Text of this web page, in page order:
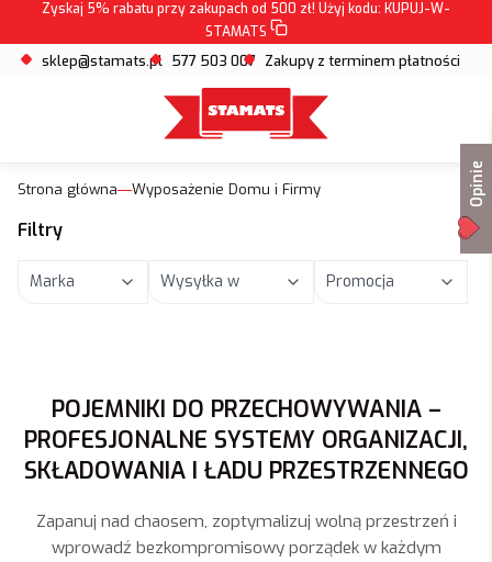
Zyskaj 5% rabatu przy zakupach od 500 zł! Użyj kodu: KUPUJ-W-
STAMATS
sklep@stamats.pl 577 503 007 Zakupy z terminem płatności
Strona główna Wyposażenie Domu i Firmy
Filtry
Marka Wysyłka w Promocja
POJEMNIKI DO PRZECHOWYWANIA –
PROFESJONALNE SYSTEMY ORGANIZACJI,
SKŁADOWANIA I ŁADU PRZESTRZENNEGO
Zapanuj nad chaosem, zoptymalizuj wolną przestrzeń i
wprowadź bezkompromisowy porządek w każdym
Opinie